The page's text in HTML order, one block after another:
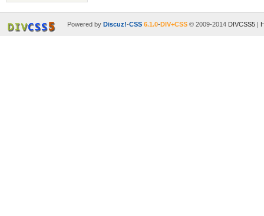
Powered by Discuz!-CSS 6.1.0-DIV+CSS© 2009-2014 DIVCSS5|